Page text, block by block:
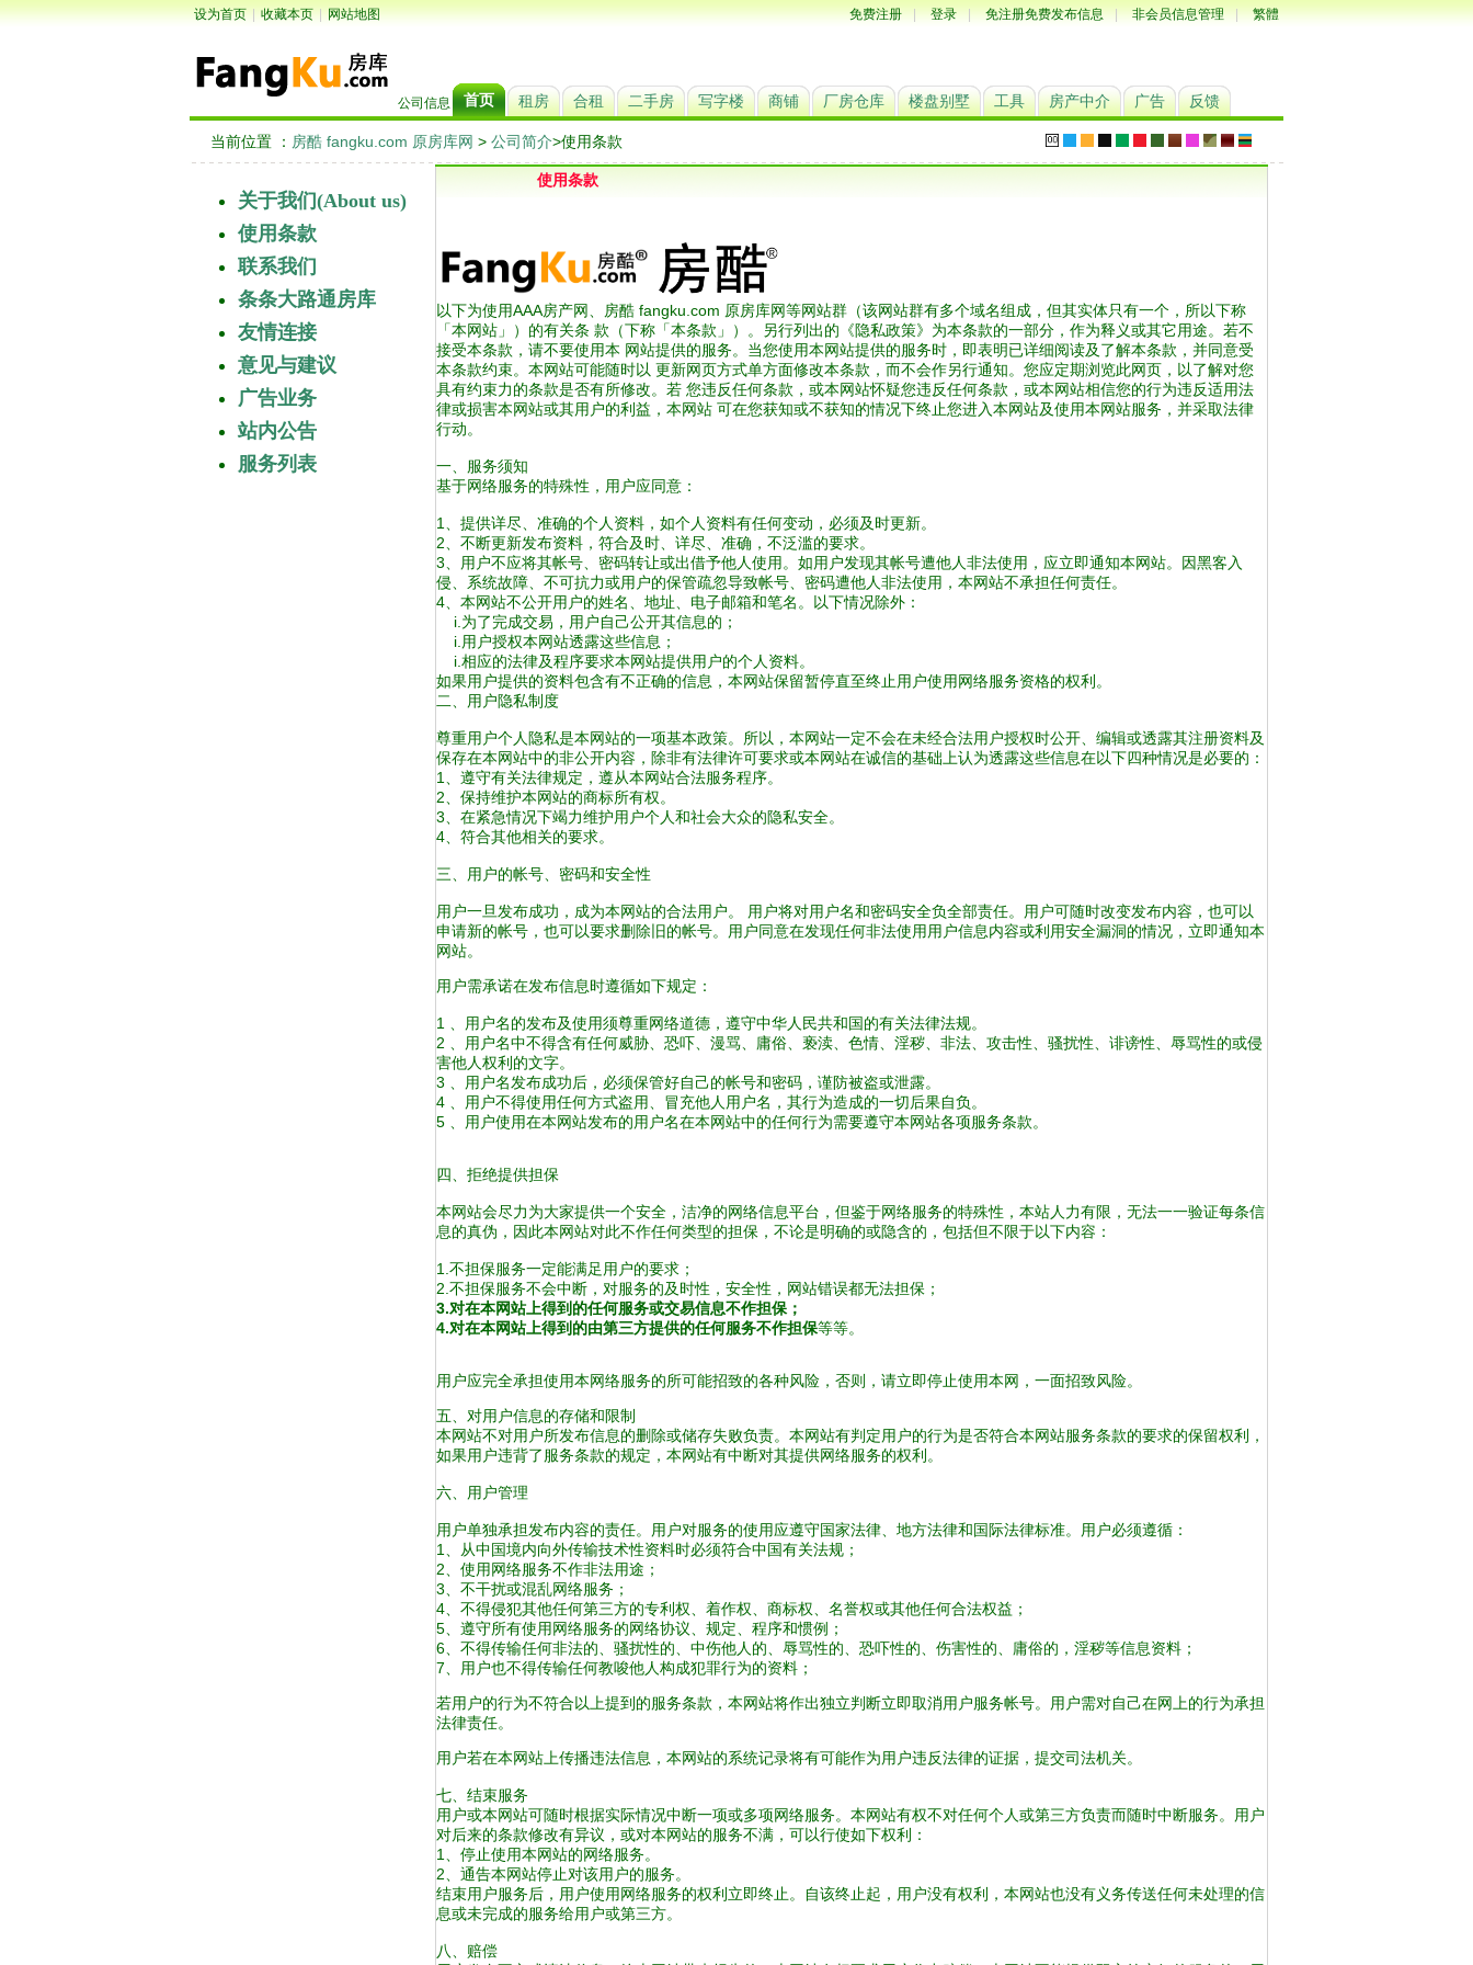
设为首页 | 收藏本页 | 网站地图 免费注册 | 登录 | 免注册免费发布信息 | 非会员信息管理 | 繁體
公司信息 首页 租房 合租 二手房 写字楼 商铺 厂房仓库 楼盘别墅 工具 房产中介 广告 反馈
当前位置 ： 房酷 fangku.com 原房库网 > 公司简介>使用条款
关于我们(About us)
使用条款
联系我们
条条大路通房库
友情连接
意见与建议
广告业务
站内公告
服务列表
使用条款
以下为使用AAA房产网、房酷 fangku.com 原房库网等网站群（该网站群有多个域名组成，但其实体只有一个，所以下称
「本网站」）的有关条 款（下称「本条款」）。另行列出的《隐私政策》为本条款的一部分，作为释义或其它用途。若不
接受本条款，请不要使用本 网站提供的服务。当您使用本网站提供的服务时，即表明已详细阅读及了解本条款，并同意受
本条款约束。本网站可能随时以 更新网页方式单方面修改本条款，而不会作另行通知。您应定期浏览此网页，以了解对您
具有约束力的条款是否有所修改。若 您违反任何条款，或本网站怀疑您违反任何条款，或本网站相信您的行为违反适用法
律或损害本网站或其用户的利益，本网站 可在您获知或不获知的情况下终止您进入本网站及使用本网站服务，并采取法律
行动。
一、服务须知
基于网络服务的特殊性，用户应同意：
1、提供详尽、准确的个人资料，如个人资料有任何变动，必须及时更新。
2、不断更新发布资料，符合及时、详尽、准确，不泛滥的要求。
3、用户不应将其帐号、密码转让或出借予他人使用。如用户发现其帐号遭他人非法使用，应立即通知本网站。因黑客入
侵、系统故障、不可抗力或用户的保管疏忽导致帐号、密码遭他人非法使用，本网站不承担任何责任。
4、本网站不公开用户的姓名、地址、电子邮箱和笔名。以下情况除外：
i.为了完成交易，用户自己公开其信息的；
i.用户授权本网站透露这些信息；
i.相应的法律及程序要求本网站提供用户的个人资料。
如果用户提供的资料包含有不正确的信息，本网站保留暂停直至终止用户使用网络服务资格的权利。
二、用户隐私制度
尊重用户个人隐私是本网站的一项基本政策。所以，本网站一定不会在未经合法用户授权时公开、编辑或透露其注册资料及
保存在本网站中的非公开内容，除非有法律许可要求或本网站在诚信的基础上认为透露这些信息在以下四种情况是必要的：
1、遵守有关法律规定，遵从本网站合法服务程序。
2、保持维护本网站的商标所有权。
3、在紧急情况下竭力维护用户个人和社会大众的隐私安全。
4、符合其他相关的要求。
三、用户的帐号、密码和安全性
用户一旦发布成功，成为本网站的合法用户。 用户将对用户名和密码安全负全部责任。用户可随时改变发布内容，也可以
申请新的帐号，也可以要求删除旧的帐号。用户同意在发现任何非法使用用户信息内容或利用安全漏洞的情况，立即通知本
网站。
用户需承诺在发布信息时遵循如下规定：
1 、用户名的发布及使用须尊重网络道德，遵守中华人民共和国的有关法律法规。
2 、用户名中不得含有任何威胁、恐吓、漫骂、庸俗、亵渎、色情、淫秽、非法、攻击性、骚扰性、诽谤性、辱骂性的或侵
害他人权利的文字。
3 、用户名发布成功后，必须保管好自己的帐号和密码，谨防被盗或泄露。
4 、用户不得使用任何方式盗用、冒充他人用户名，其行为造成的一切后果自负。
5 、用户使用在本网站发布的用户名在本网站中的任何行为需要遵守本网站各项服务条款。
四、拒绝提供担保
本网站会尽力为大家提供一个安全，洁净的网络信息平台，但鉴于网络服务的特殊性，本站人力有限，无法一一验证每条信
息的真伪，因此本网站对此不作任何类型的担保，不论是明确的或隐含的，包括但不限于以下内容：
1.不担保服务一定能满足用户的要求；
2.不担保服务不会中断，对服务的及时性，安全性，网站错误都无法担保；
3.对在本网站上得到的任何服务或交易信息不作担保；
4.对在本网站上得到的由第三方提供的任何服务不作担保等等。
用户应完全承担使用本网络服务的所可能招致的各种风险，否则，请立即停止使用本网，一面招致风险。
五、对用户信息的存储和限制
本网站不对用户所发布信息的删除或储存失败负责。本网站有判定用户的行为是否符合本网站服务条款的要求的保留权利，
如果用户违背了服务条款的规定，本网站有中断对其提供网络服务的权利。
六、用户管理
用户单独承担发布内容的责任。用户对服务的使用应遵守国家法律、地方法律和国际法律标准。用户必须遵循：
1、从中国境内向外传输技术性资料时必须符合中国有关法规；
2、使用网络服务不作非法用途；
3、不干扰或混乱网络服务；
4、不得侵犯其他任何第三方的专利权、着作权、商标权、名誉权或其他任何合法权益；
5、遵守所有使用网络服务的网络协议、规定、程序和惯例；
6、不得传输任何非法的、骚扰性的、中伤他人的、辱骂性的、恐吓性的、伤害性的、庸俗的，淫秽等信息资料；
7、用户也不得传输任何教唆他人构成犯罪行为的资料；
若用户的行为不符合以上提到的服务条款，本网站将作出独立判断立即取消用户服务帐号。用户需对自己在网上的行为承担
法律责任。
用户若在本网站上传播违法信息，本网站的系统记录将有可能作为用户违反法律的证据，提交司法机关。
七、结束服务
用户或本网站可随时根据实际情况中断一项或多项网络服务。本网站有权不对任何个人或第三方负责而随时中断服务。用户
对后来的条款修改有异议，或对本网站的服务不满，可以行使如下权利：
1、停止使用本网站的网络服务。
2、通告本网站停止对该用户的服务。
结束用户服务后，用户使用网络服务的权利立即终止。自该终止起，用户没有权利，本网站也没有义务传送任何未处理的信
息或未完成的服务给用户或第三方。
八、赔偿